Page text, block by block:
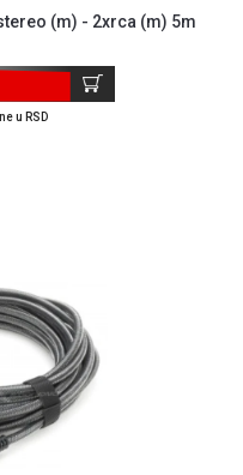
(m) - 2xrca (m) 5m
u RSD